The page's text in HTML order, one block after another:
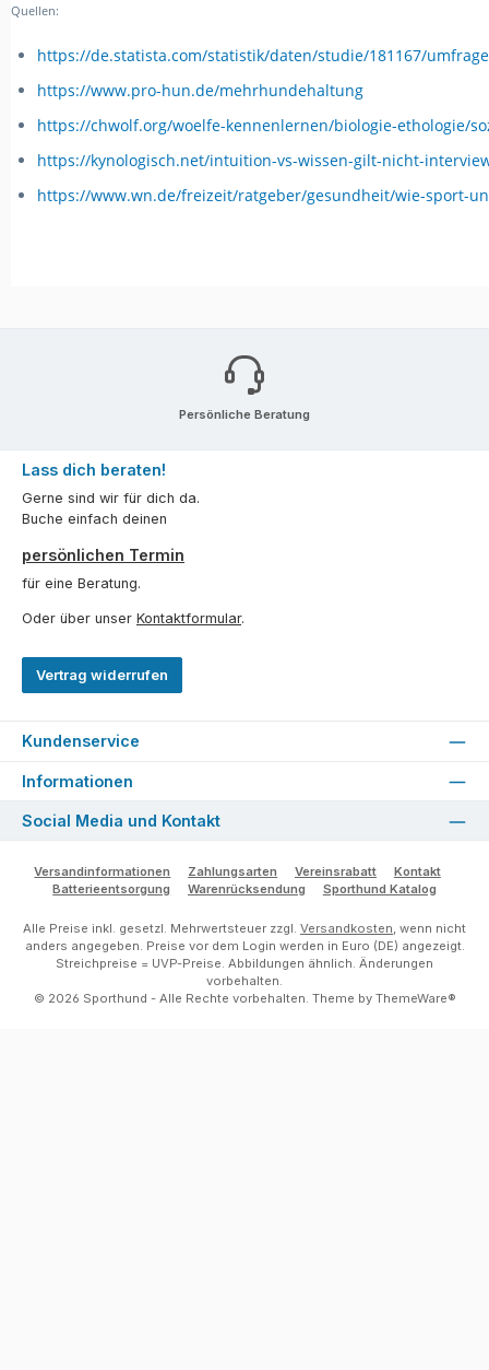
Quellen:
https://de.statista.com/statistik/daten/studie/181167/
https://www.pro-hun.de/mehrhundehaltung
https://chwolf.org/woelfe-kennenlernen/biologie-ethologie/
https://kynologisch.net/intuition-vs-wissen-gilt-nicht-
https://www.wn.de/freizeit/ratgeber/gesundheit/wie-sport-
Persönliche Beratung
Lass dich beraten!
Gerne sind wir für dich da.
Buche einfach deinen
persönlichen Termin
für eine Beratung.
Oder über unser Kontaktformular.
Vertrag widerrufen
Kundenservice
Informationen
Social Media und Kontakt
Versandinformationen Zahlungsarten Vereinsrabatt
Kontakt
Batterieentsorgung
Warenrücksendung Sporthund Katalog
Alle Preise inkl. gesetzl. Mehrwertsteuer zzgl. Versandkosten, wenn nicht
anders angegeben. Preise vor dem Login werden in Euro (DE) angezeigt.
Streichpreise = UVP-Preise. Abbildungen ähnlich. Änderungen
vorbehalten.
© 2026 Sporthund - Alle Rechte vorbehalten. Theme by ThemeWare®